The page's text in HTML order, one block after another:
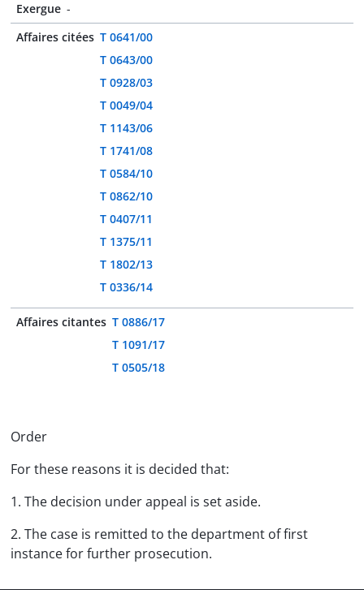
Exergue -
Affaires citées T 0641/00
T 0643/00
T 0928/03
T 0049/04
T 1143/06
T 1741/08
T 0584/10
T 0862/10
T 0407/11
T 1375/11
T 1802/13
T 0336/14
Affaires citantes T 0886/17
T 1091/17
T 0505/18
Order
For these reasons it is decided that:
1. The decision under appeal is set aside.
2. The case is remitted to the department of first
instance for further prosecution.